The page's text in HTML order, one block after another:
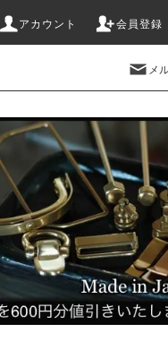
アカウント 会員登録
メ